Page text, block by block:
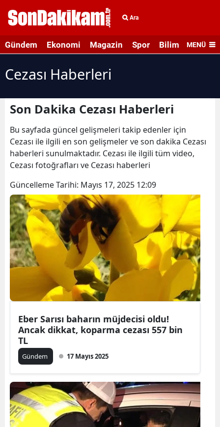
Ara
Gündem Ekonomi Magazin Spor Bilim veMENÜ
Cezası Haberleri
Son Dakika Cezası Haberleri
Bu sayfada güncel gelişmeleri takip edenler için
Cezası ile ilgili en son gelişmeler ve son dakika Cezası
haberleri sunulmaktadır. Cezası ile ilgili tüm video,
Cezası fotoğrafları ve Cezası haberleri
Güncelleme Tarihi: Mayıs 17, 2025 12:09
Eber Sarısı baharın müjdecisi oldu!
Ancak dikkat, koparma cezası 557 bin
TL
Gündem 17 Mayıs 2025